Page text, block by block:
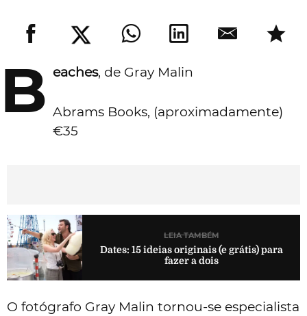
B eaches, de Gray Malin
Abrams Books, (aproximadamente)
€35
LEIA TAMBÉM
Dates: 15 ideias originais (e grátis) para
fazer a dois
O fotógrafo Gray Malin tornou-se especialista